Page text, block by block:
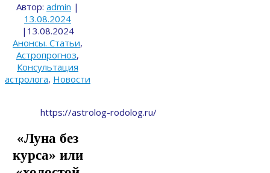
Автор: admin |
13.08.2024
| 13.08.2024
Анонсы. Статьи,
Астропрогноз,
Консультация
астролога, Новости
https://astrolog-rodolog.ru/
«Луна без
курса» или